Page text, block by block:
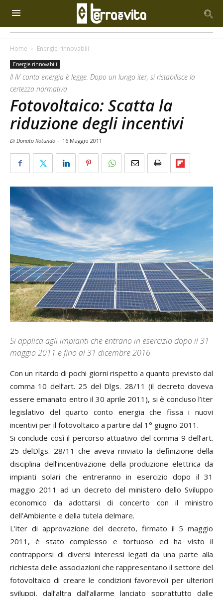
Home Energie rinnovabili
Energie rinnovabili
Il IV conto energia è legge. Dopo un lungo iter, si ristabilisce la
certezza normativa
Fotovoltaico: Scatta la
riduzione degli incentivi
Di Donato Rotundo - 16 Maggio 2011
Si applica agli impianti che entrano in esercizio dopo il 31
maggio 2011 e fino al 31 dicembre 2016
Con un ritardo di pochi giorni rispetto a quanto previsto dal
comma 10 dell’art. 25 del Dlgs. 28/11 (il decreto doveva
essere emanato entro il 30 aprile 2011), si è concluso l’iter
legislativo del quarto conto energia che fissa i nuovi
incentivi per il fotovoltaico a partire dal 1° giugno 2011.
Si conclude così il percorso attuativo del comma 9 dell’art.
25 delDlgs. 28/11 che aveva rinviato la definizione della
disciplina dell’incentivazione della produzione elettrica da
impianti solari che entreranno in esercizio dopo il 31
maggio 2011 ad un decreto del ministero dello Sviluppo
economico da adottarsi di concerto con il ministro
dell’Ambiente e della tutela delmare.
L’iter di approvazione del decreto, firmato il 5 maggio
2011, è stato complesso e tortuoso ed ha visto il
contrapporsi di diversi interessi legati da una parte alla
richiesta delle associazioni che rappresentano il settore del
fotovoltaico di creare le condizioni favorevoli per ulteriori
sviluppi, dall’altra dall’allarme lanciato soprattutto dalle